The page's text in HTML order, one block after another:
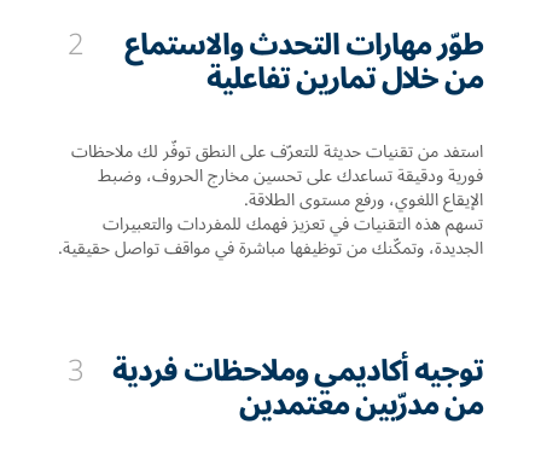
طوّر مهارات التحدث والاستماع
من خلال تمارين تفاعلية
2
استفد من تقنيات حديثة للتعرّف على النطق توفّر لك ملاحظات
فورية ودقيقة تساعدك على تحسين مخارج الحروف، وضبط
الإيقاع اللغوي، ورفع مستوى الطلاقة.
تسهم هذه التقنيات في تعزيز فهمك للمفردات والتعبيرات
الجديدة، وتمكّنك من توظيفها مباشرة في مواقف تواصل حقيقية.
توجيه أكاديمي وملاحظات فردية
من مدرّبين معتمدين
3